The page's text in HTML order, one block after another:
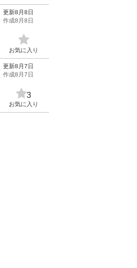
更新8月8日
作成8月8日
お気に入り
更新8月7日
作成8月7日
3
お気に入り